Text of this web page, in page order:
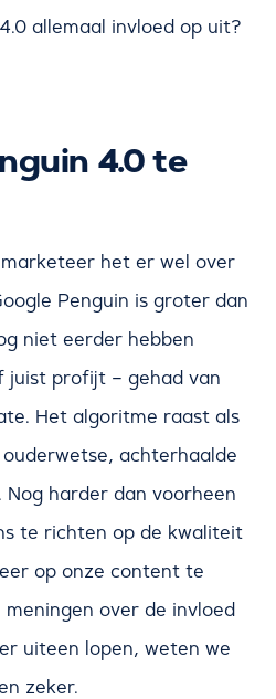
allemaal invloed op uit?
4.0 te
het er wel over
Penguin is groter dan
niet eerder hebben
juist profijt – gehad van
Het algoritme raast als
achterhaalde
Nog harder dan voorheen
te richten op de kwaliteit
op onze content te
over de invloed
uiteen lopen, weten we
zeker.